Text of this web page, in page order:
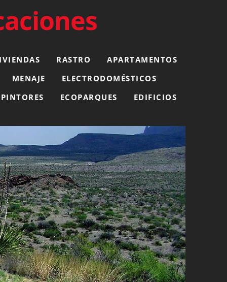
RASTRO
APARTAMENTOS
MENAJE
ELECTRODOMÉSTICOS
PINTORES
ECOPARQUES EDIFICIOS